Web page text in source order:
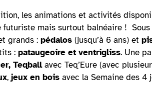
les animations et activités
futuriste mais surtout balnéaire !
grands : pédalos (jusqu’à 6 ans) et
: pataugeoire et ventrigliss. Une
Teqballavec Teq’Eure (avec
,jeux en bois avec la Semaine des 4